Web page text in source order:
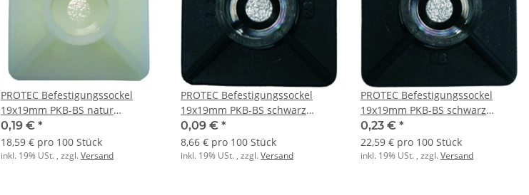
PROTEC Befestigungssockel
19x19mm PKB-BS natur
selbstklebend
0,19 € *
18,59 € pro 100 Stück
inkl. 19% USt. , zzgl.Versand
PROTEC Befestigungssockel
19x19mm PKB-BS schwarz
schraubbar
0,09 € *
8,66 € pro 100 Stück
inkl. 19% USt. , zzgl.Versand
PROTEC Befestigungssockel
19x19mm PKB-BS schwarz
selbstklebend
0,23 € *
22,59 € pro 100 Stück
inkl. 19% USt. , zzgl.Versand